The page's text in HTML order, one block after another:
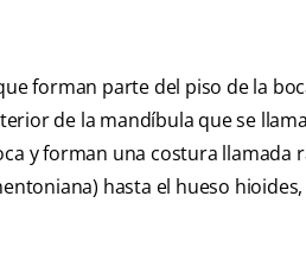
forman parte del piso de la
de la mandíbula que se
y forman una costura llamada
hasta el hueso